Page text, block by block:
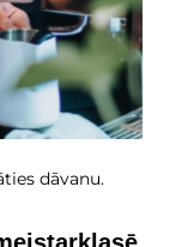
dāvanu.